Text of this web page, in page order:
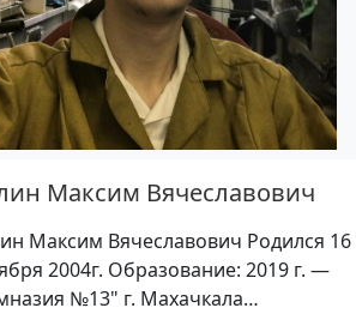
Максим Вячеславович
Максим Вячеславович Родился 16
2004г. Образование: 2019 г. —
№13" г. Махачкала…